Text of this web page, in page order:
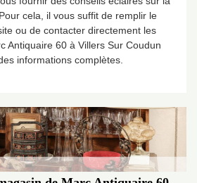
cela, il vous suffit de remplir le
ou de contacter directement les
Antiquaire 60 à Villers Sur Coudun
informations complètes.